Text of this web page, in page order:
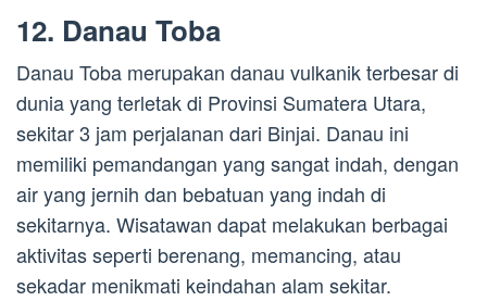
12. Danau Toba
Danau Toba merupakan danau vulkanik terbesar di
dunia yang terletak di Provinsi Sumatera Utara,
sekitar 3 jam perjalanan dari Binjai. Danau ini
memiliki pemandangan yang sangat indah, dengan
air yang jernih dan bebatuan yang indah di
sekitarnya. Wisatawan dapat melakukan berbagai
aktivitas seperti berenang, memancing, atau
sekadar menikmati keindahan alam sekitar.